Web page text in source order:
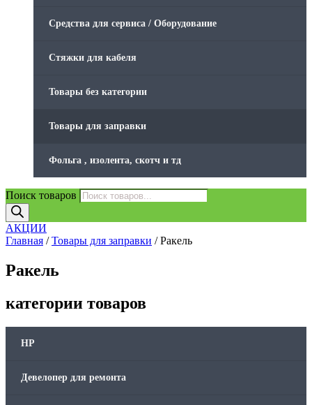
Средства для сервиса / Оборудование
Стяжки для кабеля
Товары без категории
Товары для заправки
Фольга , изолента, скотч и тд
Поиск товаров
АКЦИИ
Главная /Товары для заправки / Ракель
Ракель
категории товаров
HP
Девелопер для ремонта